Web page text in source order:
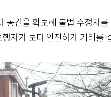
공간을 확보해 불법 주정차를
자가 보다 안전하게 거리를